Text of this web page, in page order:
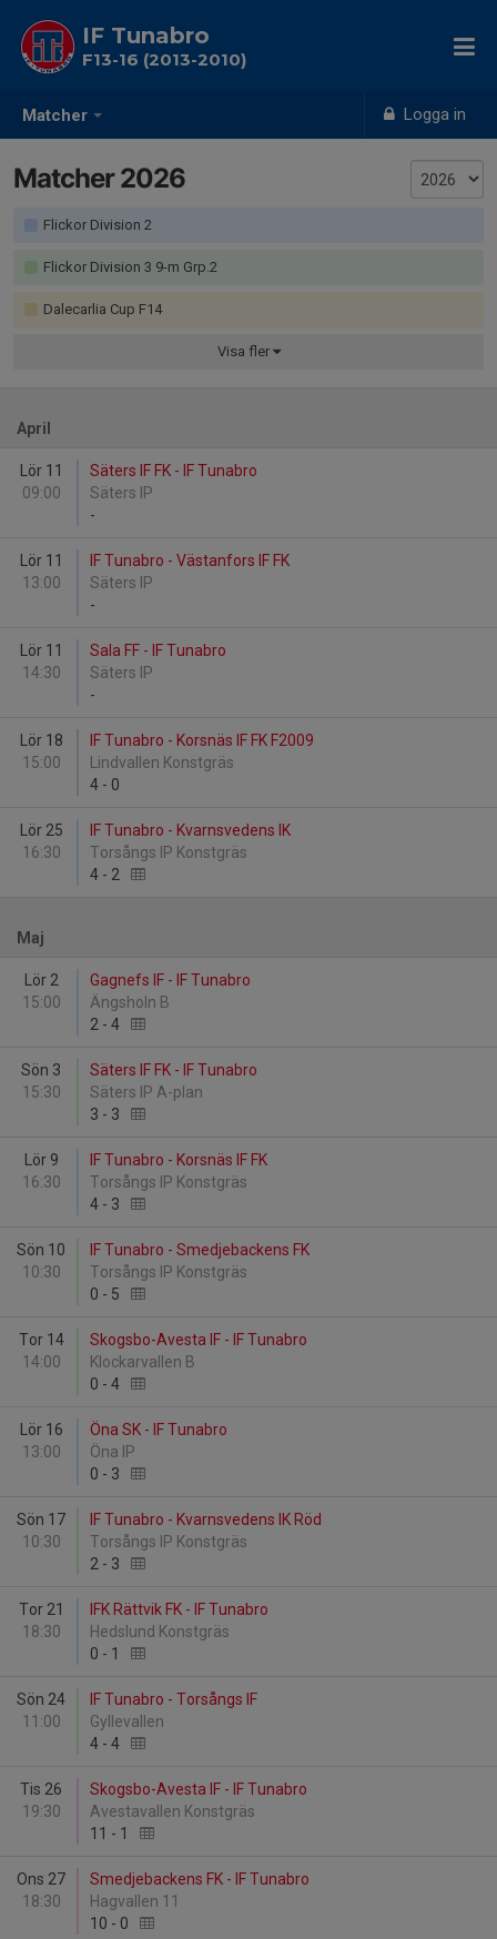
Matcher Logga in
IF Tunabro
F13-16 (2013-2010)
Matcher 2026
Flickor Division 2
Flickor Division 3 9-m Grp.2
Dalecarlia Cup F14
Visa fler
April
Lör 11
09:00
Säters IF FK - IF Tunabro
Säters IP
-
Lör 11
13:00
IF Tunabro - Västanfors IF FK
Säters IP
-
Lör 11
14:30
Sala FF - IF Tunabro
Säters IP
-
Lör 18
15:00
IF Tunabro - Korsnäs IF FK F2009
Lindvallen Konstgräs
4 - 0
Lör 25
16:30
IF Tunabro - Kvarnsvedens IK
Torsångs IP Konstgräs
4 - 2
Maj
Lör 2
15:00
Gagnefs IF - IF Tunabro
Ängsholn B
2 - 4
Sön 3
15:30
Säters IF FK - IF Tunabro
Säters IP A-plan
3 - 3
Lör 9
16:30
IF Tunabro - Korsnäs IF FK
Torsångs IP Konstgräs
4 - 3
Sön 10
10:30
IF Tunabro - Smedjebackens FK
Torsångs IP Konstgräs
0 - 5
Tor 14
14:00
Skogsbo-Avesta IF - IF Tunabro
Klockarvallen B
0 - 4
Lör 16
13:00
Öna SK - IF Tunabro
Öna IP
0 - 3
Sön 17
10:30
IF Tunabro - Kvarnsvedens IK Röd
Torsångs IP Konstgräs
2 - 3
Tor 21
18:30
IFK Rättvik FK - IF Tunabro
Hedslund Konstgräs
0 - 1
Sön 24
11:00
IF Tunabro - Torsångs IF
Gyllevallen
4 - 4
Tis 26
19:30
Skogsbo-Avesta IF - IF Tunabro
Avestavallen Konstgräs
11 - 1
Ons 27
18:30
Smedjebackens FK - IF Tunabro
Hagvallen 11
10 - 0